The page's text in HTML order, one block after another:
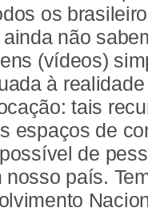
os
ainda não
(vídeos)
à
tais
espaços de
de
país.